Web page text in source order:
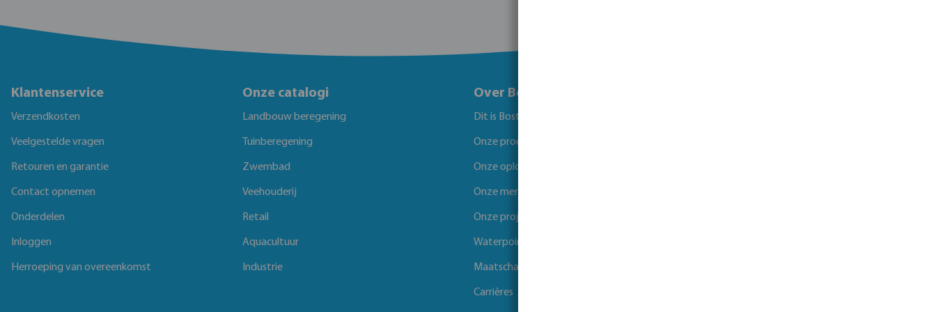
Klantenservice
Verzendkosten
Veelgestelde vragen
Retouren en garantie
Contact opnemen
Onderdelen
Inloggen
Herroeping van overeenkomst
Onze catalogi
Landbouw beregening
Tuinberegening
Zwembad
Veehouderij
Retail
Aquacultuur
Industrie
Over Bosta
Dit is Bosta
Onze producten
Onze oplossingen
Onze merken
Onze projecten
Waterpoints
Maatschappelijk verantwoord ondernemen
Carrières